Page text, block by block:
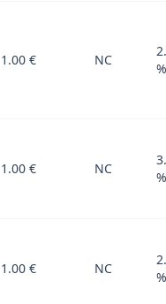
1.00 € NC
%
1.00 € NC
%
1.00 € NC
%